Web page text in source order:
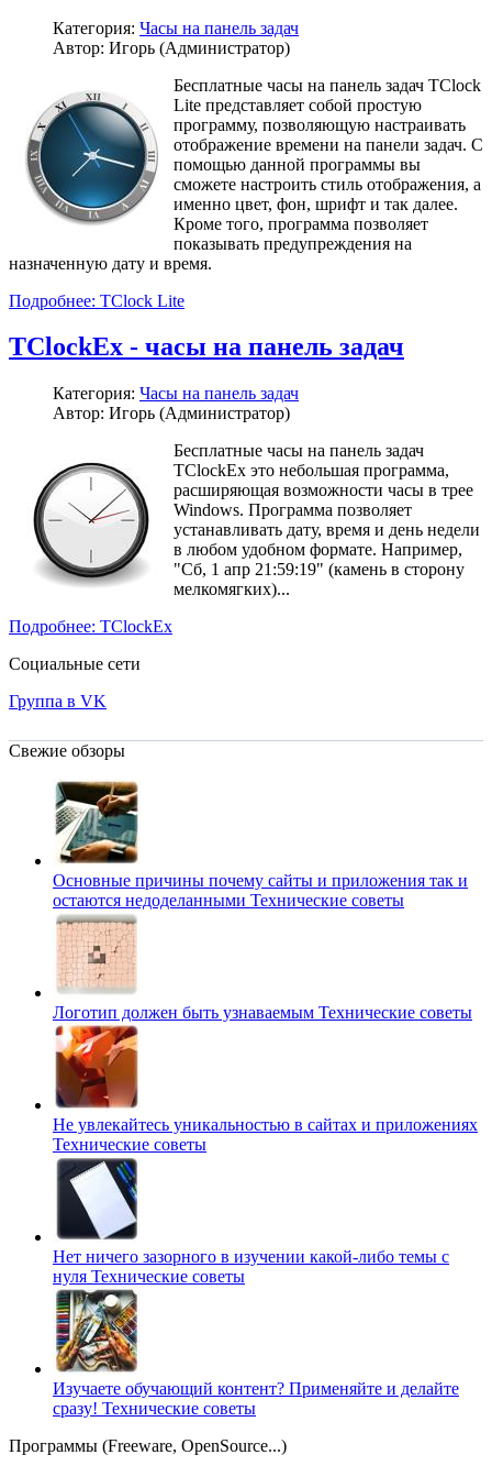
Категория: Часы на панель задач
Автор: Игорь (Администратор)
Бесплатные часы на панель задач TClock
Lite представляет собой простую
программу, позволяющую настраивать
отображение времени на панели задач. С
помощью данной программы вы
сможете настроить стиль отображения, а
именно цвет, фон, шрифт и так далее.
Кроме того, программа позволяет
показывать предупреждения на
назначенную дату и время.
Подробнее: TClock Lite
TClockEx - часы на панель задач
Категория: Часы на панель задач
Автор: Игорь (Администратор)
Бесплатные часы на панель задач
TClockEx это небольшая программа,
расширяющая возможности часы в трее
Windows. Программа позволяет
устанавливать дату, время и день недели
в любом удобном формате. Например,
"Cб, 1 апр 21:59:19" (камень в сторону
мелкомягких)...
Подробнее: TClockEx
Социальные сети
Группа в VK
Свежие обзоры
Основные причины почему сайты и приложения так и
остаются недоделанными Технические советы
Логотип должен быть узнаваемым Технические советы
Не увлекайтесь уникальностью в сайтах и приложениях
Технические советы
Нет ничего зазорного в изучении какой-либо темы с
нуля Технические советы
Изучаете обучающий контент? Применяйте и делайте
сразу! Технические советы
Программы (Freeware, OpenSource...)